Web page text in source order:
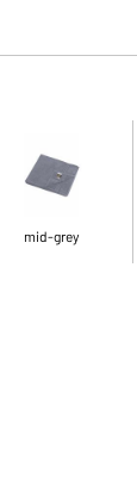
mid-grey